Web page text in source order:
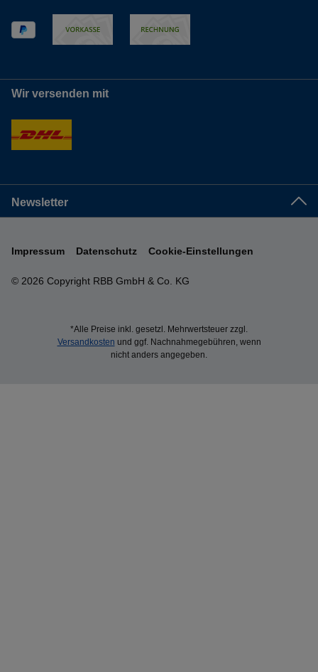
Wir versenden mit
Newsletter
© 2026 Copyright RBB GmbH & Co. KG
Impressum Datenschutz Cookie-Einstellungen
*Alle Preise inkl. gesetzl. Mehrwertsteuer zzgl.
Versandkosten und ggf. Nachnahmegebühren, wenn
nicht anders angegeben.